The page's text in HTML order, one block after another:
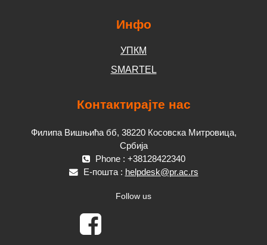
Инфо
УПКМ
SMARTEL
Контактирајте нас
Филипа Вишњића бб, 38220 Косовска Митровица,
Србија
Phone : +38128422340
Е-пошта : helpdesk@pr.ac.rs
Follow us